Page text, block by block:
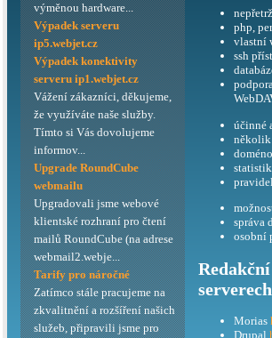
php,
vlastní
ssh
účinné
správa
osobní
Morias
Drupal
výměnou hardware...
Výpadek serveru
ip5.webjet.cz
Výpadek konektivity
serveru ip1.webjet.cz
Vážení zákazníci, děkujeme,
že využíváte naše služby.
Tímto si Vás dovolujeme
informov...
Upgrade RoundCube
webmailu
Upgradovali jsme webové
klientské rozhraní pro čtení
mailů RoundCube (na adrese
webmail2.webje...
Tarify pro náročné
Zatímco stále pracujeme na
zkvalitnění a rozšíření našich
služeb, připravili jsme pro